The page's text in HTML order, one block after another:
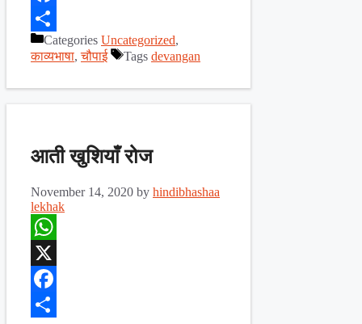
Facebook
ShareCategories Uncategorized,
काव्यभाषा,चौपाई Tags devangan
आती खुशियाँ रोज
November 14, 2020 by hindibhashaa
lekhak
WhatsApp
X
Facebook